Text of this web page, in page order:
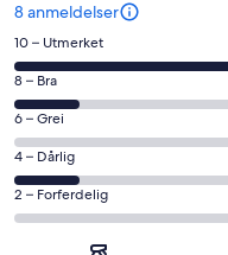
8 anmeldelser
Rangering
på
10
−
Utmerket.
6
av
totalt
10 – Utmerket
Rangering
på
8
−
Bra.
1
8 – Bra
Rangering
på
6
−
Grei.
6 – Grei
Rangering
på
4
4 – Dårlig
Rangering
på
2 – Forferdelig